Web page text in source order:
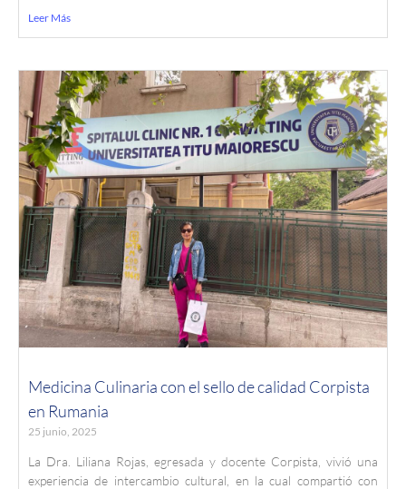
Leer Más
Medicina Culinaria con el sello de calidad Corpista
en Rumania
25 junio, 2025
La Dra. Liliana Rojas, egresada y docente Corpista, vivió una
experiencia de intercambio cultural, en la cual compartió con